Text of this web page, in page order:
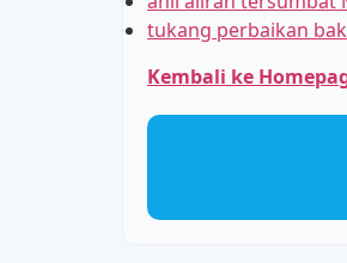
tukang perbaikan
Kembali ke